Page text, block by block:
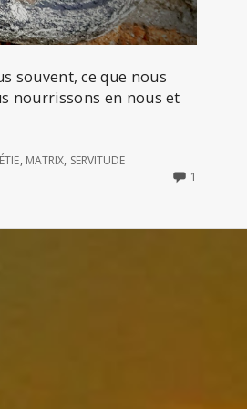
souvent, ce que nous
nourrissons en nous et
, MATRIX, SERVITUDE
1